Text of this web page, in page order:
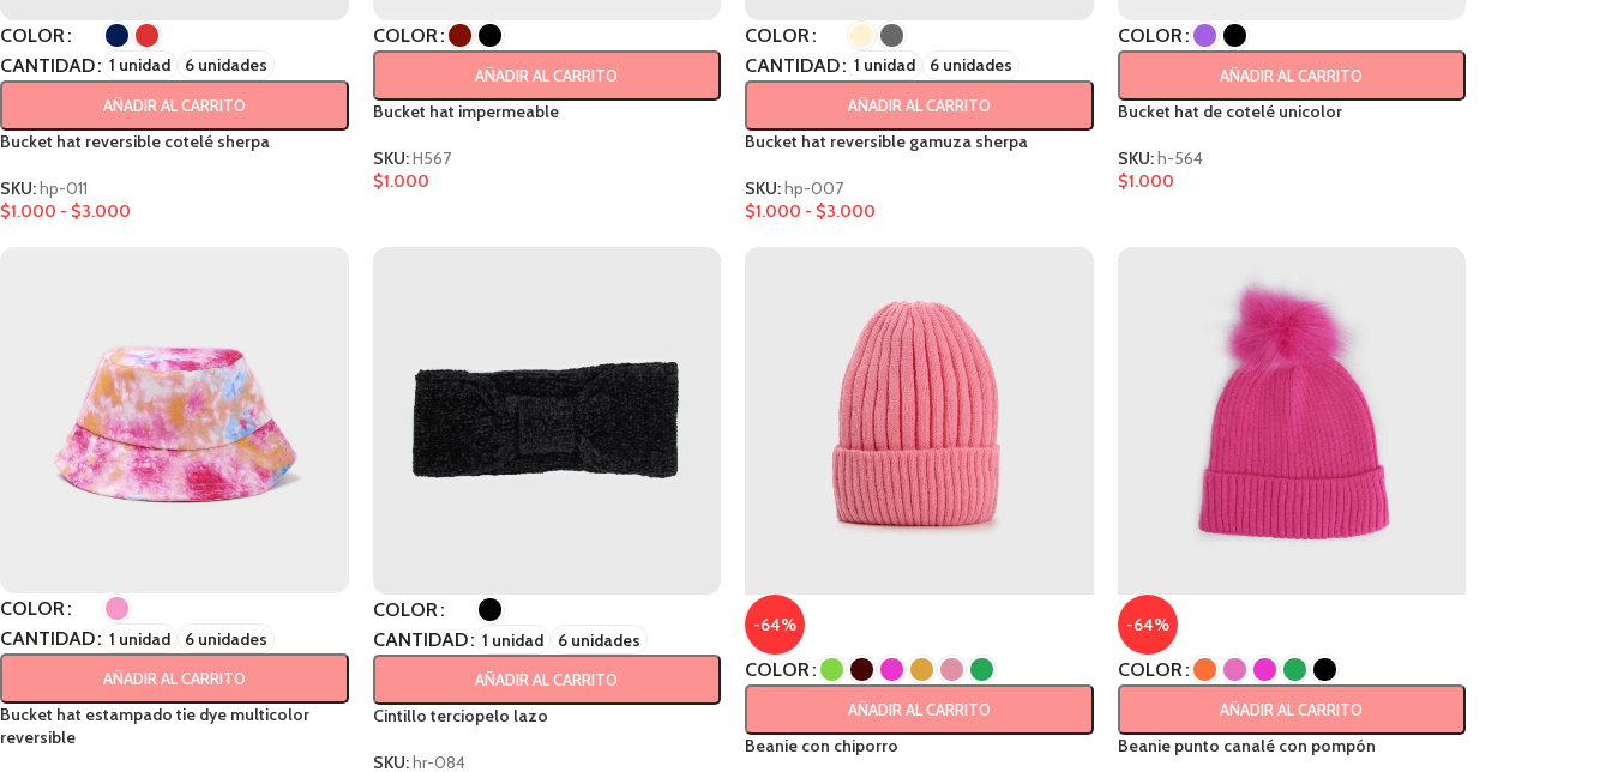
COLOR
CANTIDAD
1 unidad 6 unidades
AÑADIR AL CARRITO
Bucket hat reversible cotelé sherpa
SKU:hp-011
$1.000 - $3.000
COLOR
AÑADIR AL CARRITO
Bucket hat impermeable
SKU:H567
$1.000
COLOR
CANTIDAD
1 unidad 6 unidades
AÑADIR AL CARRITO
Bucket hat reversible gamuza sherpa
SKU:hp-007
$1.000 - $3.000
COLOR
AÑADIR AL CARRITO
Bucket hat de cotelé unicolor
SKU:h-564
$1.000
COLOR
CANTIDAD
1 unidad 6 unidades
AÑADIR AL CARRITO
Bucket hat estampado tie dye multicolor
reversible
COLOR
CANTIDAD
1 unidad 6 unidades
AÑADIR AL CARRITO
Cintillo terciopelo lazo
SKU:hr-084
-64%
COLOR
AÑADIR AL CARRITO
Beanie con chiporro
-64%
COLOR
AÑADIR AL CARRITO
Beanie punto canalé con pompón